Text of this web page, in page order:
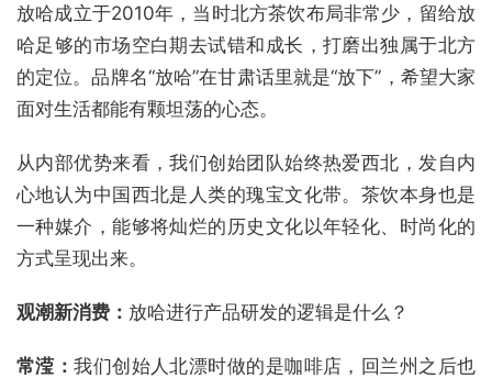
放哈成立于2010年，当时北方茶饮布局非常少，留给放
哈足够的市场空白期去试错和成长，打磨出独属于北方
的定位。品牌名“放哈”在甘肃话里就是“放下”，希望大家
面对生活都能有颗坦荡的心态。
从内部优势来看，我们创始团队始终热爱西北，发自内
心地认为中国西北是人类的瑰宝文化带。茶饮本身也是
一种媒介，能够将灿烂的历史文化以年轻化、时尚化的
方式呈现出来。
观潮新消费： 放哈进行产品研发的逻辑是什么？
常滢：我们创始人北漂时做的是咖啡店，回兰州之后也